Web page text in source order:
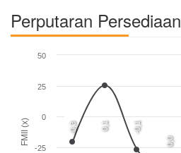
Perputaran Persediaan
FMII (x) -0,3 0,1 -0,1
0,0
-25
0
25
50